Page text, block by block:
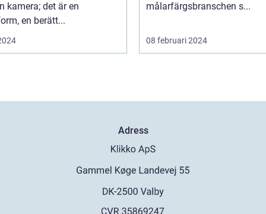
kamera; det är en
en berätt...
målarfärgsbranschen s...
08 februari 2024
Adress